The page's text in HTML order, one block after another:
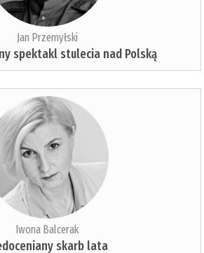
Jan Przemyłski
spektakl stulecia nad Polską
Iwona Balcerak
skarb lata